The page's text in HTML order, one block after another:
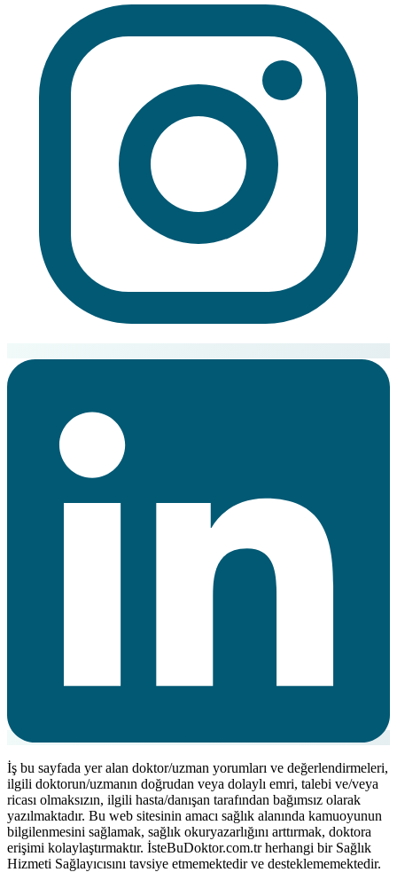
İş bu sayfada yer alan doktor/uzman yorumları ve değerlendirmeleri,
ilgili doktorun/uzmanın doğrudan veya dolaylı emri, talebi ve/veya
ricası olmaksızın, ilgili hasta/danışan tarafından bağımsız olarak
yazılmaktadır. Bu web sitesinin amacı sağlık alanında kamuoyunun
bilgilenmesini sağlamak, sağlık okuryazarlığını arttırmak, doktora
erişimi kolaylaştırmaktır. İsteBuDoktor.com.tr herhangi bir Sağlık
Hizmeti Sağlayıcısını tavsiye etmemektedir ve desteklememektedir.